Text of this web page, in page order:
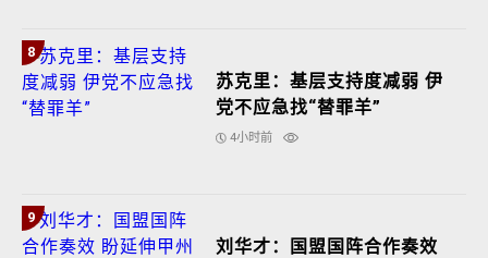
8
苏克里：基层支持度减弱 伊
党不应急找“替罪羊”
4小时前
9
刘华才：国盟国阵合作奏效